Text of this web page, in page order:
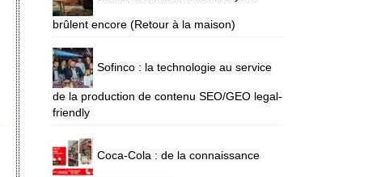
brûlent encore (Retour à la maison)
Sofinco : la technologie au service
de la production de contenu SEO/GEO legal-
friendly
Coca-Cola : de la connaissance